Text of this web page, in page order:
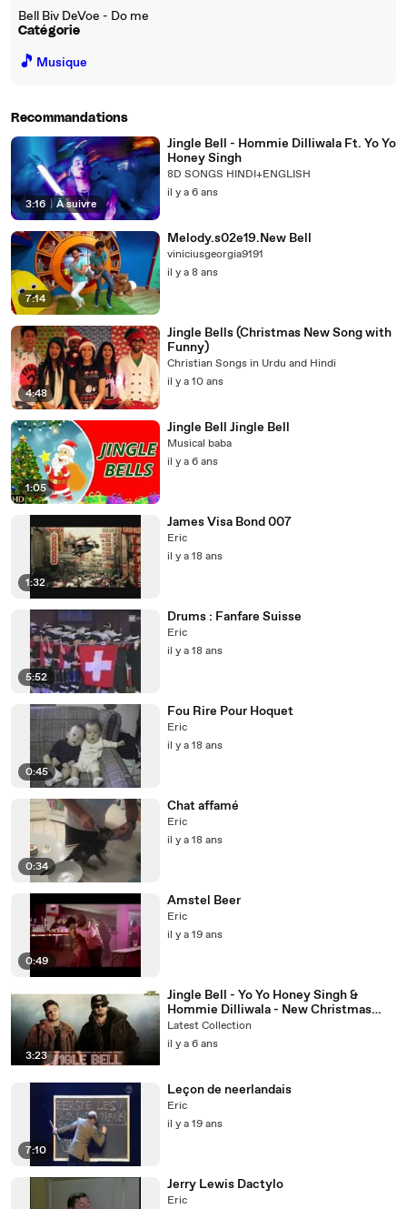
Bell Biv DeVoe - Do me
Catégorie
🎵 Musique
Recommandations
3:16 | À suivre
Jingle Bell - Hommie Dilliwala Ft. Yo Yo
Honey Singh
8D SONGS HINDI+ENGLISH
il y a 6 ans
7:14
Melody.s02e19.New Bell
viniciusgeorgia9191
il y a 8 ans
4:48
Jingle Bells (Christmas New Song with
Funny)
Christian Songs in Urdu and Hindi
il y a 10 ans
1:05
Jingle Bell Jingle Bell
Musical baba
il y a 6 ans
1:32
James Visa Bond 007
Eric
il y a 18 ans
5:52
Drums : Fanfare Suisse
Eric
il y a 18 ans
0:45
Fou Rire Pour Hoquet
Eric
il y a 18 ans
0:34
Chat affamé
Eric
il y a 18 ans
0:49
Amstel Beer
Eric
il y a 19 ans
3:23
Jingle Bell - Yo Yo Honey Singh &
Hommie Dilliwala - New Christmas
Video Song 2020
Latest Collection
il y a 6 ans
7:10
Leçon de neerlandais
Eric
il y a 19 ans
Jerry Lewis Dactylo
Eric